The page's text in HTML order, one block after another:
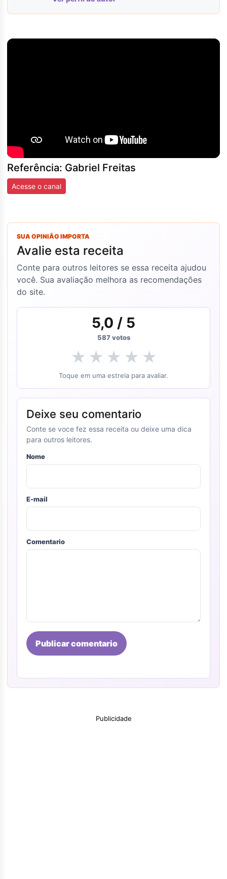
Referência: Gabriel Freitas
Acesse o canal
SUA OPINIÃO IMPORTA
Avalie esta receita
Conte para outros leitores se essa receita ajudou
você. Sua avaliação melhora as recomendações
do site.
5,0 / 5
587votos
★ ★ ★ ★ ★
Toque em uma estrela para avaliar.
Deixe seu comentario
Conte se voce fez essa receita ou deixe uma dica
para outros leitores.
Nome
E-mail
Comentario
Publicar comentario
Publicidade